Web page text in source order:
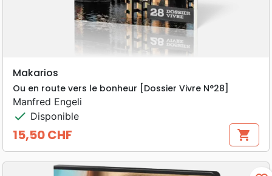
Makarios
Ou en route vers le bonheur [Dossier Vivre N°28]
Manfred Engeli
check Disponible
Prix
15,50 CHF shopping_cart